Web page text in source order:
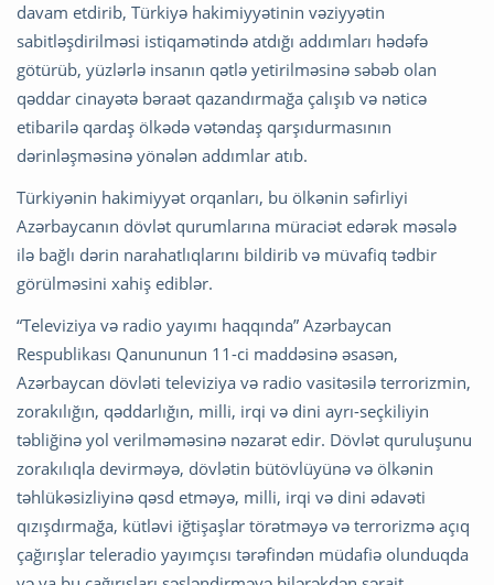
davam etdirib, Türkiyə hakimiyyətinin vəziyyətin
sabitləşdirilməsi istiqamətində atdığı addımları hədəfə
götürüb, yüzlərlə insanın qətlə yetirilməsinə səbəb olan
qəddar cinayətə bəraət qazandırmağa çalışıb və nəticə
etibarilə qardaş ölkədə vətəndaş qarşıdurmasının
dərinləşməsinə yönələn addımlar atıb.
Türkiyənin hakimiyyət orqanları, bu ölkənin səfirliyi
Azərbaycanın dövlət qurumlarına müraciət edərək məsələ
ilə bağlı dərin narahatlıqlarını bildirib və müvafiq tədbir
görülməsini xahiş ediblər.
“Televiziya və radio yayımı haqqında” Azərbaycan
Respublikası Qanununun 11-ci maddəsinə əsasən,
Azərbaycan dövləti televiziya və radio vasitəsilə terrorizmin,
zorakılığın, qəddarlığın, milli, irqi və dini ayrı-seçkiliyin
təbliğinə yol verilməməsinə nəzarət edir. Dövlət quruluşunu
zorakılıqla devirməyə, dövlətin bütövlüyünə və ölkənin
təhlükəsizliyinə qəsd etməyə, milli, irqi və dini ədavəti
qızışdırmağa, kütləvi iğtişaşlar törətməyə və terrorizmə açıq
çağırışlar teleradio yayımçısı tərəfindən müdafiə olunduqda